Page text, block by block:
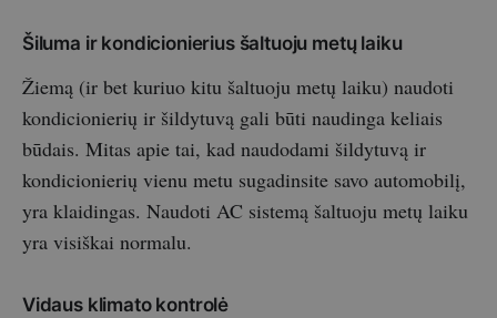
Šiluma ir kondicionierius šaltuoju metų laiku
Žiemą (ir bet kuriuo kitu šaltuoju metų laiku) naudoti
kondicionierių ir šildytuvą gali būti naudinga keliais
būdais. Mitas apie tai, kad naudodami šildytuvą ir
kondicionierių vienu metu sugadinsite savo automobilį,
yra klaidingas. Naudoti AC sistemą šaltuoju metų laiku
yra visiškai normalu.
Vidaus klimato kontrolė